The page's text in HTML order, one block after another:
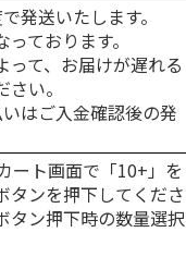
発送いたします。
ております。
て、お届けが遅れる
い。
はご入金確認後の発
ート画面で「10+」を
タンを押下してくださ
タン押下時の数量選択